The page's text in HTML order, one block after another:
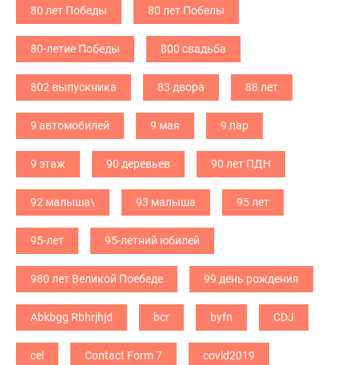
80 лет Победы 80 лет Побелы
80-летие Победы 800 свадьба
802 выпускника 83 двора 88 лет
9 автомобилей 9 мая 9 пар
9 этаж 90 деревьев 90 лет ПДН
92 малыша\ 93 малыша 95 лет
95-лет 95-летний юбилей
980 лет Великой Поебеде 99 день рождения
Abkbgg Rbhrjhjd bcr byfn CDJ
cel Contact Form 7 covid2019